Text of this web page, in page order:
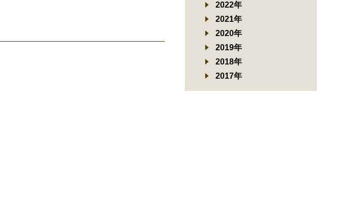
2022年
2021年
2020年
2019年
2018年
2017年